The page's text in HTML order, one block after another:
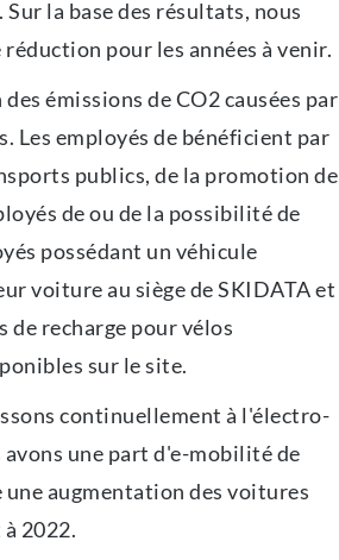
la base des résultats, nous
pour les années à venir.
émissions de CO2 causées par
Les employés de bénéficient par
publics, de la promotion de
de ou de la possibilité de
possédant un véhicule
voiture au siège de SKIDATA et
de recharge pour vélos
sur le site.
continuellement à l'électro-
une part d'e-mobilité de
une augmentation des voitures
2022.